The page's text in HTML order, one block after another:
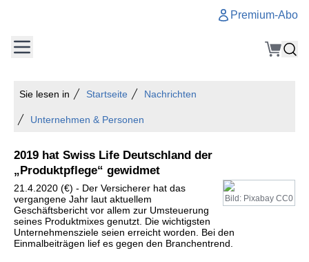
Premium-Abo
Sie lesen in Startseite Nachrichten
Unternehmen & Personen
2019 hat Swiss Life Deutschland der
„Produktpflege“ gewidmet
Bild: Pixabay CC0
21.4.2020 (€) - Der Versicherer hat das
vergangene Jahr laut aktuellem
Geschäftsbericht vor allem zur Umsteuerung
seines Produktmixes genutzt. Die wichtigsten
Unternehmensziele seien erreicht worden. Bei den
Einmalbeiträgen lief es gegen den Branchentrend.